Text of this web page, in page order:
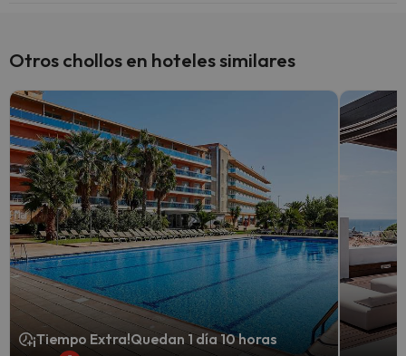
Otros chollos en hoteles similares
¡Tiempo Extra!Quedan 1 día 10 horas